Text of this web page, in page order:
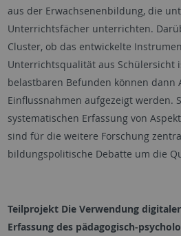
aus der Erwachsenenbildung, die
Unterrichtsfächer unterrichten.
Cluster, ob das entwickelte
Unterrichtsqualität aus Schülersicht
belastbaren Befunden können dann
Einflussnahmen aufgezeigt werden.
systematischen Erfassung von
sind für die weitere Forschung
bildungspolitische Debatte um die
Teilprojekt Die Verwendung
Erfassung des pädagogisch-